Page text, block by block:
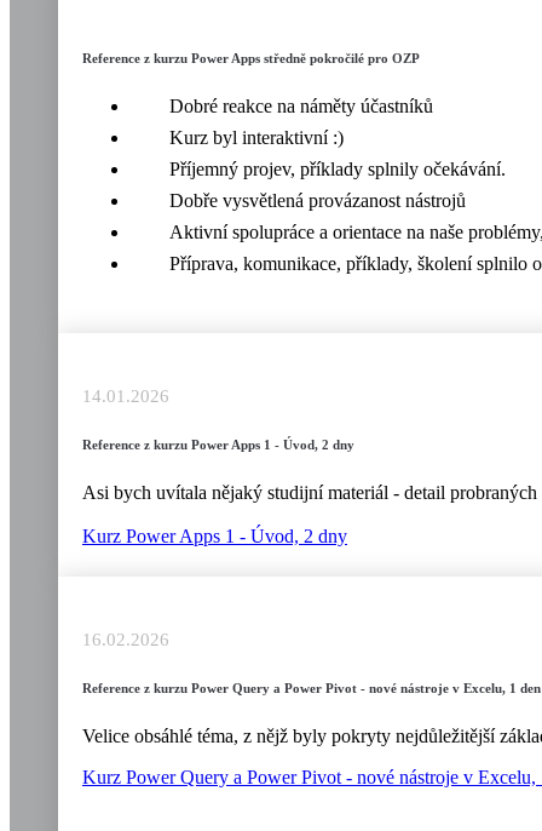
Reference z kurzu Power Apps středně pokročilé pro OZP
Dobré reakce na náměty účastníků
Kurz byl interaktivní :)
Příjemný projev, příklady splnily očekávání.
Dobře vysvětlená provázanost nástrojů
Aktivní spolupráce a orientace na naše
Příprava, komunikace, příklady, školení splnilo
14.01.2026
Reference z kurzu Power Apps 1 - Úvod, 2 dny
Asi bych uvítala nějaký studijní materiál - detail
Kurz Power Apps 1 - Úvod, 2 dny
16.02.2026
Reference z kurzu Power Query a Power Pivot - nové nástroje v Excelu, 1 den
Velice obsáhlé téma, z nějž byly pokryty nejdůležitější
Kurz Power Query a Power Pivot - nové nástroje v Excelu,